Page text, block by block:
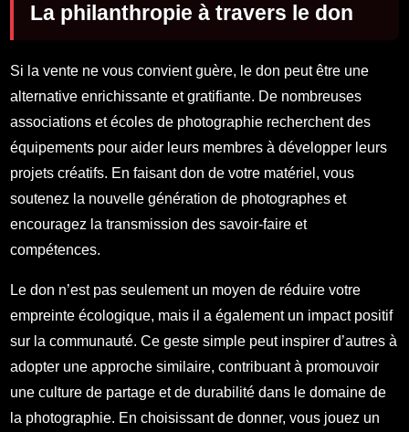
La philanthropie à travers le don
Si la vente ne vous convient guère, le don peut être une
alternative enrichissante et gratifiante. De nombreuses
associations et écoles de photographie recherchent des
équipements pour aider leurs membres à développer leurs
projets créatifs. En faisant don de votre matériel, vous
soutenez la nouvelle génération de photographes et
encouragez la transmission des savoir-faire et
compétences.
Le don n’est pas seulement un moyen de réduire votre
empreinte écologique, mais il a également un impact positif
sur la communauté. Ce geste simple peut inspirer d’autres à
adopter une approche similaire, contribuant à promouvoir
une culture de partage et de durabilité dans le domaine de
la photographie. En choisissant de donner, vous jouez un